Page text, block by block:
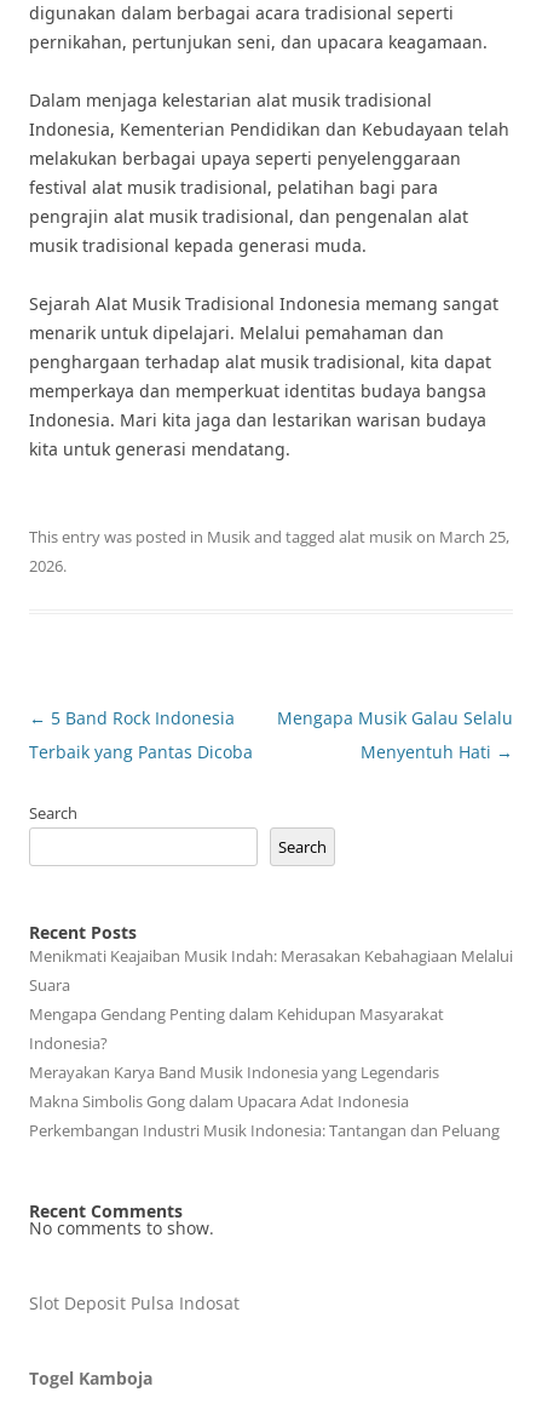
digunakan dalam berbagai acara tradisional seperti
pernikahan, pertunjukan seni, dan upacara keagamaan.
Dalam menjaga kelestarian alat musik tradisional
Indonesia, Kementerian Pendidikan dan Kebudayaan telah
melakukan berbagai upaya seperti penyelenggaraan
festival alat musik tradisional, pelatihan bagi para
pengrajin alat musik tradisional, dan pengenalan alat
musik tradisional kepada generasi muda.
Sejarah Alat Musik Tradisional Indonesia memang sangat
menarik untuk dipelajari. Melalui pemahaman dan
penghargaan terhadap alat musik tradisional, kita dapat
memperkaya dan memperkuat identitas budaya bangsa
Indonesia. Mari kita jaga dan lestarikan warisan budaya
kita untuk generasi mendatang.
This entry was posted in Musikand tagged alat musikon March 25,
2026.
Post
navigation
← 5 Band Rock Indonesia
Terbaik yang Pantas Dicoba
Mengapa Musik Galau Selalu
Menyentuh Hati →
Search
Search
Recent Posts
Menikmati Keajaiban Musik Indah: Merasakan Kebahagiaan Melalui
Suara
Mengapa Gendang Penting dalam Kehidupan Masyarakat
Indonesia?
Merayakan Karya Band Musik Indonesia yang Legendaris
Makna Simbolis Gong dalam Upacara Adat Indonesia
Perkembangan Industri Musik Indonesia: Tantangan dan Peluang
Recent Comments
No comments to show.
Slot Deposit Pulsa Indosat
Togel Kamboja